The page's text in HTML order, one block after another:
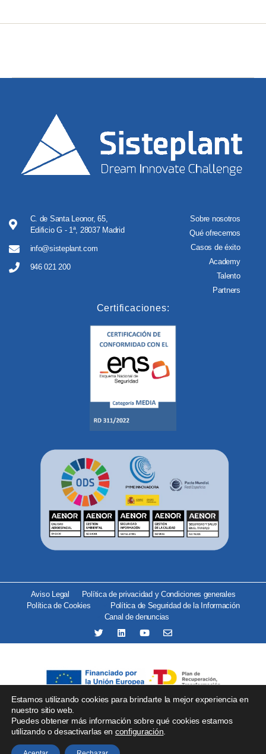
C. de Santa Leonor, 65,
Edificio G - 1ª, 28037 Madrid
info@sisteplant.com
946 021 200
Sobre nosotros
Qué ofrecemos
Casos de éxito
Academy
Talento
Partners
Certificaciones:
Aviso Legal
Política de privacidad y Condiciones generales
Política de Cookies
Política de Seguridad de la Información
Canal de denuncias
Se ha recibido un incentivo del organismo Red.es por importe
de 25.000 € financiado por la Unión Europea –
NextGenerationEU para proyectos de implantación de
soluciones tecnológicas.
Estamos utilizando cookies para brindarte la mejor experiencia en
nuestro sitio web.
Puedes obtener más información sobre qué cookies estamos
utilizando o desactivarlas en configuración